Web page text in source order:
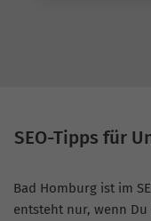
SEO-Tipps für
Bad Homburg ist im
entsteht nur, wenn Du